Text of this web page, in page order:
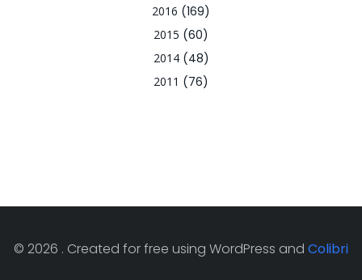
2016 (169)
2015 (60)
2014(48)
2011 (76)
© 2026 . Created for free using WordPress and Colibri